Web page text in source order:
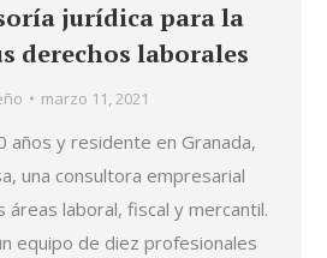
jurídica para la
derechos laborales
marzo 11, 2021
años y residente en Granada,
una consultora empresarial
áreas laboral, fiscal y mercantil.
equipo de diez profesionales